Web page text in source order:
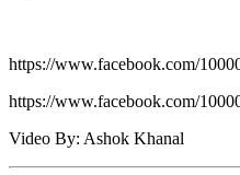
https://www.facebook.com/
https://www.facebook.com/
Video By: Ashok Khanal